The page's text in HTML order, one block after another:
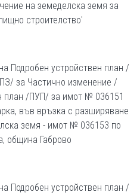
на земеделска земя за
строителство'
Подробен устройствен план /
за Частично изменение /
план /ПУП/ за имот № 036151
във връзка с разширяване
земя - имот № 036153 по
община Габрово
Подробен устройствен план /